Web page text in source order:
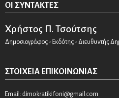
ΟΙ ΣΥΝΤΆΚΤΕΣ
Χρήστος Π. Τσούτσης
Δημοσιογράφος - Εκδότης - Διευθυντής
ΣΤΟΙΧΕΊΑ ΕΠΙΚΟΙΝΩΝΊΑΣ
Email: dimokratikifoni@gmail.com